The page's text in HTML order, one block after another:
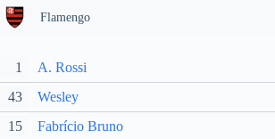
Flamengo
1 A. Rossi
43 Wesley
15 Fabrício Bruno